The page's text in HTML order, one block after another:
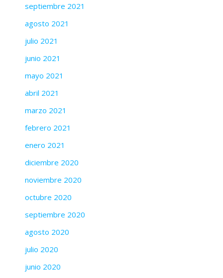
septiembre 2021
agosto 2021
julio 2021
junio 2021
mayo 2021
abril 2021
marzo 2021
febrero 2021
enero 2021
diciembre 2020
noviembre 2020
octubre 2020
septiembre 2020
agosto 2020
julio 2020
junio 2020